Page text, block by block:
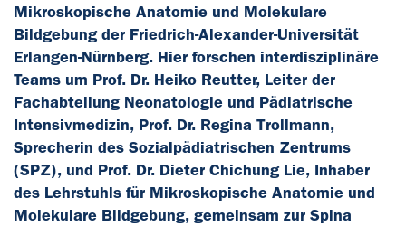
Mikroskopische Anatomie und Molekulare
Bildgebung der Friedrich-Alexander-Universität
Erlangen-Nürnberg. Hier forschen interdisziplinäre
Teams um Prof. Dr. Heiko Reutter, Leiter der
Fachabteilung Neonatologie und Pädiatrische
Intensivmedizin, Prof. Dr. Regina Trollmann,
Sprecherin des Sozialpädiatrischen Zentrums
(SPZ), und Prof. Dr. Dieter Chichung Lie, Inhaber
des Lehrstuhls für Mikroskopische Anatomie und
Molekulare Bildgebung, gemeinsam zur Spina